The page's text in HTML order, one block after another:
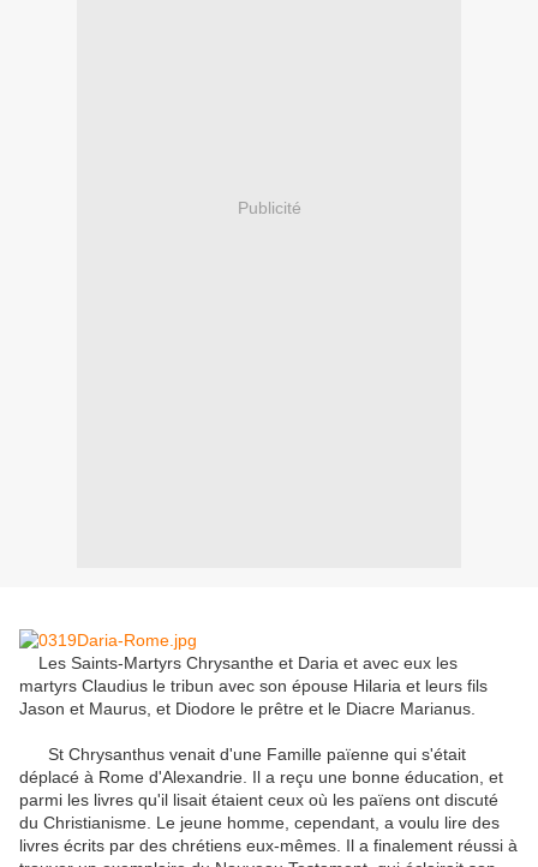
Publicité
Les Saints-Martyrs Chrysanthe et Daria et avec eux les
martyrs Claudius le tribun avec son épouse Hilaria et leurs fils
Jason et Maurus, et Diodore le prêtre et le Diacre Marianus.
St Chrysanthus venait d'une Famille païenne qui s'était
déplacé à Rome d'Alexandrie. Il a reçu une bonne éducation, et
parmi les livres qu'il lisait étaient ceux où les païens ont discuté
du Christianisme. Le jeune homme, cependant, a voulu lire des
livres écrits par des chrétiens eux-mêmes. Il a finalement réussi à